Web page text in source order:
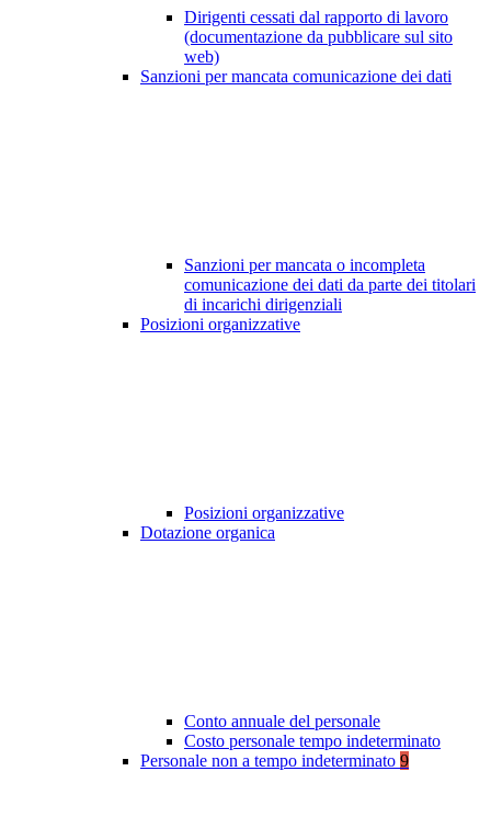
Dirigenti cessati dal rapporto di lavoro
(documentazione da pubblicare sul sito
web)
Sanzioni per mancata comunicazione dei dati
Sanzioni per mancata o incompleta
comunicazione dei dati da parte dei titolari
di incarichi dirigenziali
Posizioni organizzative
Posizioni organizzative
Dotazione organica
Conto annuale del personale
Costo personale tempo indeterminato
Personale non a tempo indeterminato 9